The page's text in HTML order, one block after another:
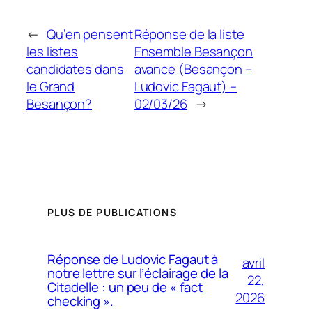
← Qu’en pensent
les listes
candidates dans
le Grand
Besançon?
Réponse de la liste
Ensemble Besançon
avance (Besançon –
Ludovic Fagaut) –
02/03/26 →
PLUS DE PUBLICATIONS
Réponse de Ludovic Fagaut à
notre lettre sur l’éclairage de la
Citadelle : un peu de « fact
checking ».
avril
22,
2026